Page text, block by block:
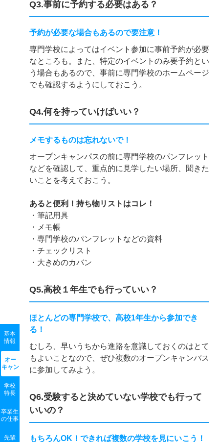
基本
情報
オー
キャン
学校
特長
卒業生
の仕事
先輩
Q3.事前に予約する必要はある？
予約が必要な場合もあるので要注意！
専門学校によってはイベント参加に事前予約が必要
なところも。また、特定のイベントのみ要予約とい
う場合もあるので、事前に専門学校のホームページ
でも確認するようにしておこう。
Q4.何を持っていけばいい？
メモするものは忘れないで！
オープンキャンパスの前に専門学校のパンフレット
などを確認して、重点的に見学したい場所、聞きた
いことを考えておこう。
あると便利！持ち物リストはコレ！
・筆記用具
・メモ帳
・専門学校のパンフレットなどの資料
・チェックリスト
・大きめのカバン
Q5.高校１年生でも行っていい？
ほとんどの専門学校で、高校1年生から参加でき
る！
むしろ、早いうちから進路を意識しておくのはとて
もよいことなので、ぜひ複数のオープンキャンパス
に参加してみよう。
Q6.受験すると決めていない学校でも行って
いいの？
もちろんOK！できれば複数の学校を見にいこう！